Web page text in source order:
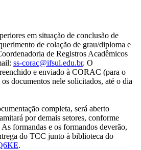
em situação de conclusão de
de colação de grau/diploma e
de Registros Acadêmicos
ss-corac@ifsul.edu.br. O
e enviado à CORAC (para o
documentos nele solicitados, até o dia
completa, será aberto
por demais setores, conforme
formandas e os formandos deverão,
do TCC junto à biblioteca do
.